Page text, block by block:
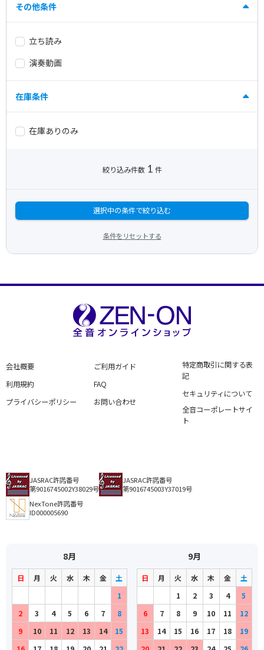
その他条件
立ち読み
演奏動画
在庫条件
在庫ありのみ
絞り込み件数 1 件
選択中の条件で絞り込む
条件をリセットする
会社概要
利用規約
プライバシーポリシー
ご利用ガイド
FAQ
お問い合わせ
特定商取引に関する表
記
セキュリティについて
全音コーポレートサイ
ト
JASRAC許諾番号
第9016745002Y38029号
JASRAC許諾番号
第9016745003Y37019号
NexTone許諾番号
ID000005690
8月
日 月 火 水 木 金
土
1
2
3 4 5 6 7
8
9
10 11 12 13 14
15
9月
日 月 火 水 木 金
土
1
2 3 4
5
6
7 8 9 10 11
12
13
14 15 16 17 18
19